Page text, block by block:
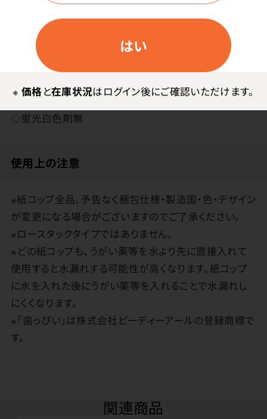
はい
※ 価格と在庫状況はログイン後にご確認いただけます。
その他
●韓国製
◇蛍光白色剤無
使用上の注意
※紙コップ全品、予告なく梱包仕様・製造国・色・デザイン
が変更になる場合がございますのでご了承ください。
※ロースタックタイプではありません。
※どの紙コップも、うがい薬等を水より先に直接入れて
使用すると水漏れする可能性が高くなります。紙コップ
に水を入れた後にうがい薬等を入れることで水漏れし
にくくなります。
※「歯っぴい」は株式会社ピーディーアールの登録商標で
す。
関連商品